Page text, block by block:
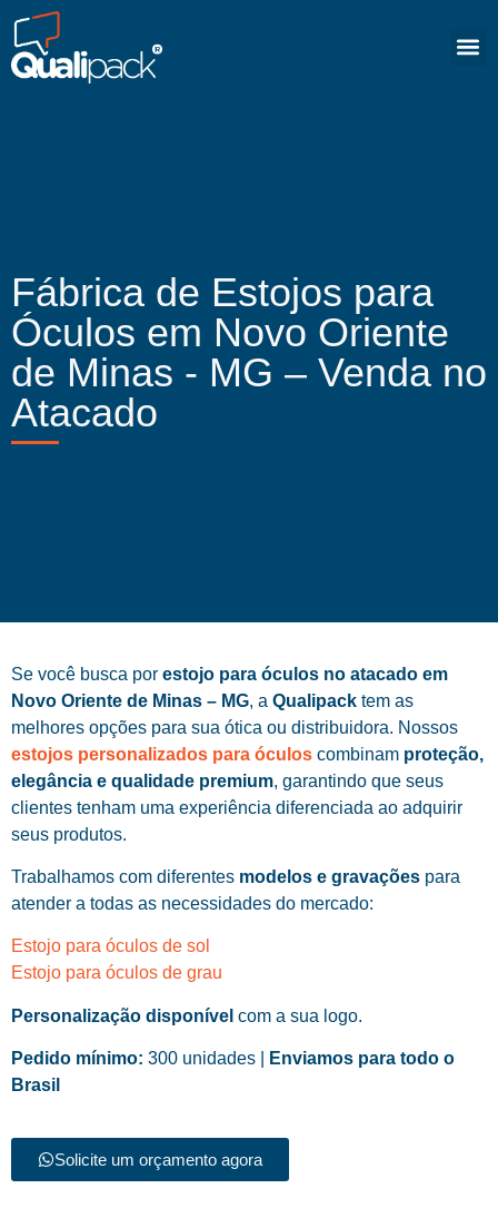
Fábrica de Estojos para
Óculos em Novo Oriente
de Minas - MG – Venda no
Atacado
Se você busca por estojo para óculos no atacado em
Novo Oriente de Minas – MG, a Qualipack tem as
melhores opções para sua ótica ou distribuidora. Nossos
estojos personalizados para óculos combinam proteção,
elegância e qualidade premium, garantindo que seus
clientes tenham uma experiência diferenciada ao adquirir
seus produtos.
Trabalhamos com diferentes modelos e gravações para
atender a todas as necessidades do mercado:
Estojo para óculos de sol
Estojo para óculos de grau
Personalização disponível com a sua logo.
Pedido mínimo: 300 unidades |
Enviamos para todo o
Brasil
Solicite um orçamento agora